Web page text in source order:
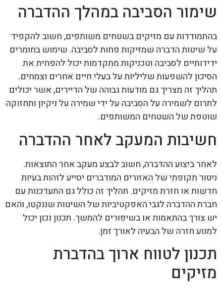
שימור הסביבה במהלך ההדברה
בהתמודדות עם מזיקים בשטחים משותפים, חשוב להקפיד
על שיטות הדברה שמזיקות פחות לסביבה. שימוש בחומרים
ידידותיים לסביבה וטכניקות מתקדמות יכול להפחית את
הסיכון להשפעות שליליות על בעלי חיים אחרים וצמחים.
תהליך זה מצריך גם מודעות גבוהה של הדיירים, אשר יכולים
לתרום לשמירה על הסביבה על ידי שמירה על ניקיון ותחזוקה
שוטפת של השטחים המשותפים.
חשיבות המעקב לאחר ההדברה
לאחר ביצוע ההדברה, חשוב לבצע מעקב אחר התוצאות.
ניטור תקופתי של האזורים המודברים יסייע לזהות בעיות
חדשות או חזרת מזיקים. תהליך זה כולל גם התעדכנות עם
חברת ההדברה לגבי האפקטיביות של השיטות שננקטו, והאם
יש צורך בהתאמות או בשיפורים להמשך. תכנון נכון יכול
למנוע חזרה של הבעיה לאורך זמן.
תכנון לטווח ארוך בהדברת
מזיקים